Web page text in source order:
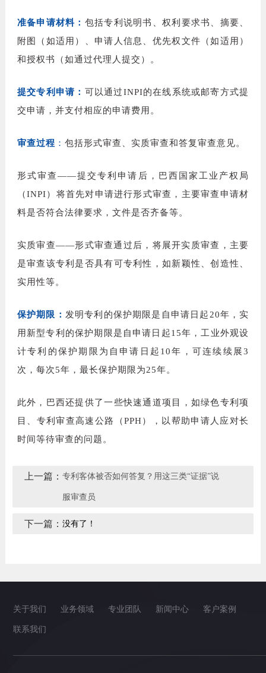
准备申请材料： 包括专利说明书、权利要求书、摘要、
附图（如适用）、申请人信息、优先权文件（如适用）
和授权书（如通过代理人提交）。
提交专利申请： 可以通过INPI的在线系统或邮寄方式提
交申请，并支付相应的申请费用。
审查过程 ： 包括形式审查、实质审查和答复审查意见。
形式审查——提交专利申请后，巴西国家工业产权局
（INPI）将首先对申请进行形式审查，主要审查申请材
料是否符合法律要求，文件是否齐备等。
实质审查——形式审查通过后，将展开实质审查，主要
是审查该专利是否具有可专利性，如新颖性、创造性、
实用性等。
保护期限： 发明专利的保护期限是自申请日起 20年，实
用新型专利的保护期限是自申请日起15年，工业外观设
计专利的保护期限为自申请日起 10年，可连续续展3
次，每次5年，最长保护期限为25年。
此外，巴西还提供了一些快速通道项目，如绿色专利项
目、专利审查高速公路（PPH），以帮助申请人应对长
时间等待审查的问题。
上一篇： 专利客体被否如何答复？用这三类“证据”说
服审查员
下一篇： 没有了！
关于我们 业务领域 专业团队 新闻中心 客户案例
联系我们